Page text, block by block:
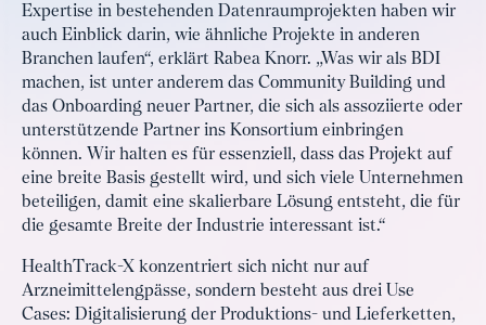
Expertise in bestehenden Datenraumprojekten haben wir
auch Einblick darin, wie ähnliche Projekte in anderen
Branchen laufen“, erklärt Rabea Knorr. „Was wir als BDI
machen, ist unter anderem das Community Building und
das Onboarding neuer Partner, die sich als assoziierte oder
unterstützende Partner ins Konsortium einbringen
können. Wir halten es für essenziell, dass das Projekt auf
eine breite Basis gestellt wird, und sich viele Unternehmen
beteiligen, damit eine skalierbare Lösung entsteht, die für
die gesamte Breite der Industrie interessant ist.“
HealthTrack-X konzentriert sich nicht nur auf
Arzneimittelengpässe, sondern besteht aus drei Use
Cases: Digitalisierung der Produktions- und Lieferketten,